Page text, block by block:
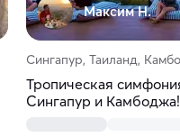
Максим H.
Сингапур, Таиланд,
Тропическая
Сингапур и Камбоджа!